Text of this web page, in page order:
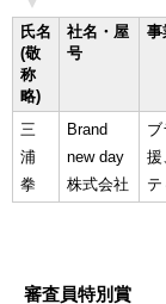
氏名
(敬
称
略)
社名・屋
号
事
三
浦
拳
Brand
new day
株式会社
援
審査員特別賞